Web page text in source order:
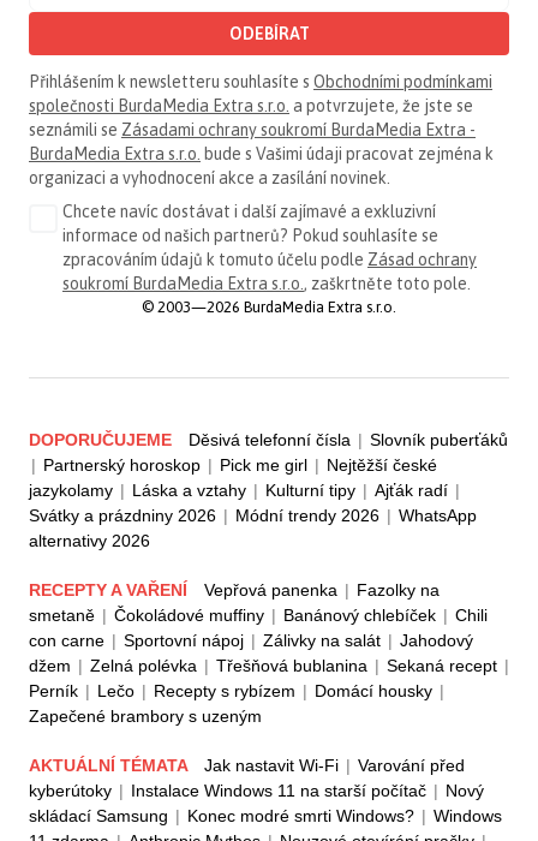
ODEBÍRAT
Přihlášením k newsletteru souhlasíte s Obchodními podmínkami
společnosti BurdaMedia Extra s.r.o. a potvrzujete, že jste se
seznámili se Zásadami ochrany soukromí BurdaMedia Extra -
BurdaMedia Extra s.r.o. bude s Vašimi údaji pracovat zejména k
organizaci a vyhodnocení akce a zasílání novinek.
Chcete navíc dostávat i další zajímavé a exkluzivní
informace od našich partnerů? Pokud souhlasíte se
zpracováním údajů k tomuto účelu podle Zásad ochrany
soukromí BurdaMedia Extra s.r.o. , zaškrtněte toto pole.
© 2003—2026 BurdaMedia Extra s.r.o.
DOPORUČUJEME Děsivá telefonní čísla | Slovník puberťáků
| Partnerský horoskop | Pick me girl | Nejtěžší české
jazykolamy | Láska a vztahy | Kulturní tipy | Ajťák radí |
Svátky a prázdniny 2026 | Módní trendy 2026 | WhatsApp
alternativy 2026
RECEPTY A VAŘENÍ Vepřová panenka | Fazolky na
smetaně | Čokoládové muffiny | Banánový chlebíček | Chili
con carne | Sportovní nápoj | Zálivky na salát | Jahodový
džem | Zelná polévka | Třešňová bublanina | Sekaná recept |
Perník | Lečo | Recepty s rybízem | Domácí housky |
Zapečené brambory s uzeným
AKTUÁLNÍ TÉMATA Jak nastavit Wi-Fi | Varování před
kyberútoky | Instalace Windows 11 na starší počítač | Nový
skládací Samsung | Konec modré smrti Windows? | Windows